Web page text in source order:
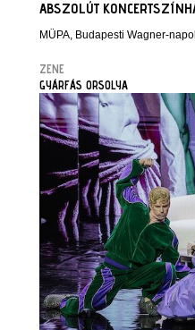
ABSZOLÚT
MÜPA, Budapesti Wagner-
ZENE
GYÁRFÁS ORSOLYA